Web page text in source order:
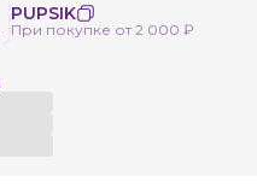
PUPSIK
При покупке от 2 000 ₽